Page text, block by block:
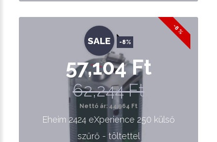
-8 %
SALE -8%
57,104 Ft
62,244 Ft
Nettó ár: 44,964 Ft
Eheim 2424 eXperience 250 külső
szűrő - töltettel